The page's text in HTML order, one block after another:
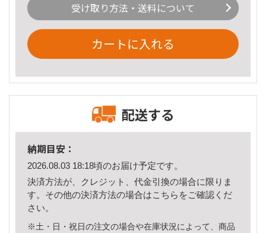
受け取り方法・送料について
カートに入れる
配送する
納期目安：
2026.08.03 18:18頃のお届け予定です。
決済方法が、クレジット、代金引換の場合に限りま
す。その他の決済方法の場合はこちら をご確認くだ
さい。
※土・日・祝日の注文の場合や在庫状況によって、商品